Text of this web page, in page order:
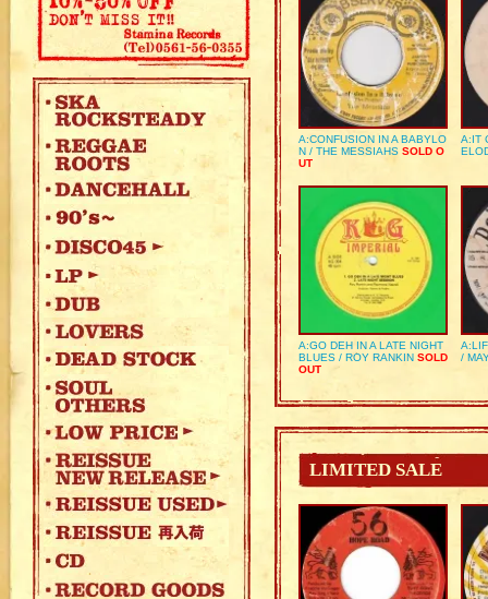
A:CONFUSION IN A BABYLO
N / THE MESSIAHS SOLD O
UT
A:IT
A:GO DEH IN A LATE NIGHT
BLUES / ROY RANKIN SOLD
OUT
/
LIMITED SALE